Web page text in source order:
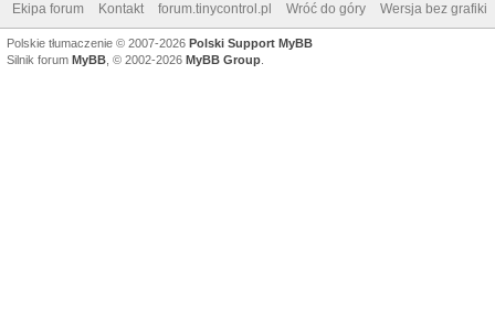
Ekipa forum Kontakt forum.tinycontrol.pl Wróć do góry Wersja bez grafiki
Polskie tłumaczenie © 2007-2026 Polski Support MyBB
Silnik forum MyBB , © 2002-2026 MyBB Group